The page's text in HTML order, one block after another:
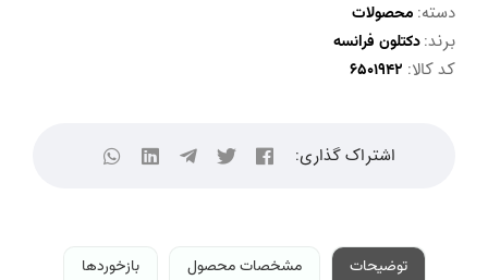
دسته: محصولات
برند:دکتلون فرانسه
کد کالا:
اشتراک گذاری:
توضیحات مشخصات محصول بازخوردها